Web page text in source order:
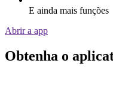
E ainda mais funções
Abrir a app
Obtenha o